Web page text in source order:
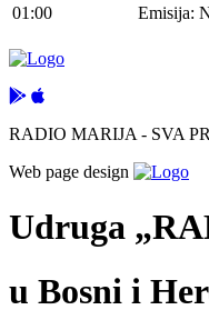
01:00
Emisija:
RADIO MARIJA - SVA
Web page design
Udruga
u Bosni i